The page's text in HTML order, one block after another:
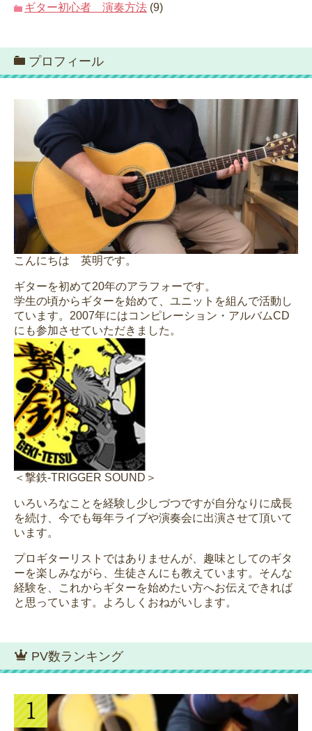
ギター初心者 演奏方法 (9)
プロフィール
こんにちは 英明です。
ギターを初めて20年のアラフォーです。
学生の頃からギターを始めて、ユニットを組んで活動し
ています。2007年にはコンピレーション・アルバムCD
にも参加させていただきました。
＜撃鉄-TRIGGER SOUND＞
いろいろなことを経験し少しづつですが自分なりに成長
を続け、今でも毎年ライブや演奏会に出演させて頂いて
います。
プロギターリストではありませんが、趣味としてのギタ
ーを楽しみながら、生徒さんにも教えています。そんな
経験を、これからギターを始めたい方へお伝えできれば
と思っています。よろしくおねがいします。
PV数ランキング